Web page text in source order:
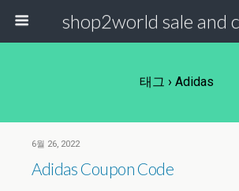
shop2world sale and
태그 › Adidas
6월 26, 2022
Adidas Coupon Code